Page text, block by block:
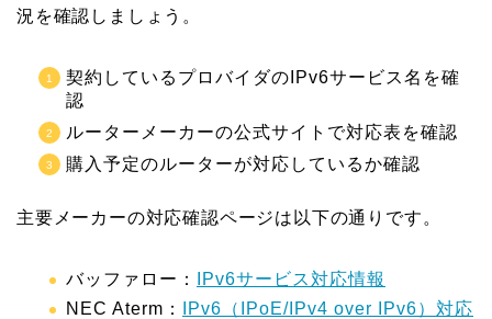
況を確認しましょう。
契約しているプロバイダのIPv6サービス名を確
認
ルーターメーカーの公式サイトで対応表を確認
購入予定のルーターが対応しているか確認
主要メーカーの対応確認ページは以下の通りです。
バッファロー：
IPv6サービス対応情報
NEC Aterm：
IPv6（IPoE/IPv4 over IPv6）対応